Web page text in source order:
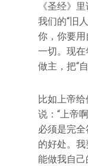
《圣经》
我们的“旧
你，你要
一切。现
做主，把“
比如上帝
说：“上帝
必须是完
的好处。
能做我自